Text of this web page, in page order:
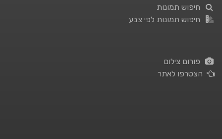
חיפוש תמונות
חיפוש תמונות לפי צבע
פורום צילום
הצטרפו לאתר